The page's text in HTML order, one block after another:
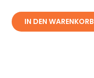
IN DEN WARENKORB